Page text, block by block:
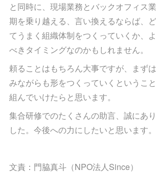
と同時に、現場業務とバックオフィス
期を乗り越える、言い換えるならば、
てうまく組織体制をつくっていくか、
べきタイミングなのかもしれません。
頼ることはもちろん大事ですが、まず
みながらも形をつくっていくというこ
組んでいけたらと思います。
集合研修でのたくさんの助言、誠にあ
した。今後への力にしたいと思います。
文責：門脇真斗（NPO法人Since）